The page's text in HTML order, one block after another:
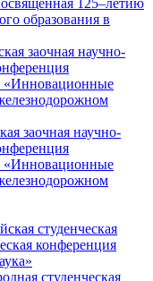
125–летию
образования в
заочная научно-
«Инновационные
заочная научно-
«Инновационные
студенческая
конференция
студенческая